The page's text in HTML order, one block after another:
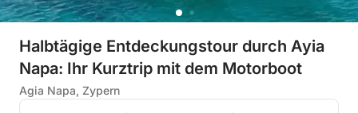
Halbtägige Entdeckungstour durch Ayia
Napa: Ihr Kurztrip mit dem Motorboot
Agia Napa, Zypern